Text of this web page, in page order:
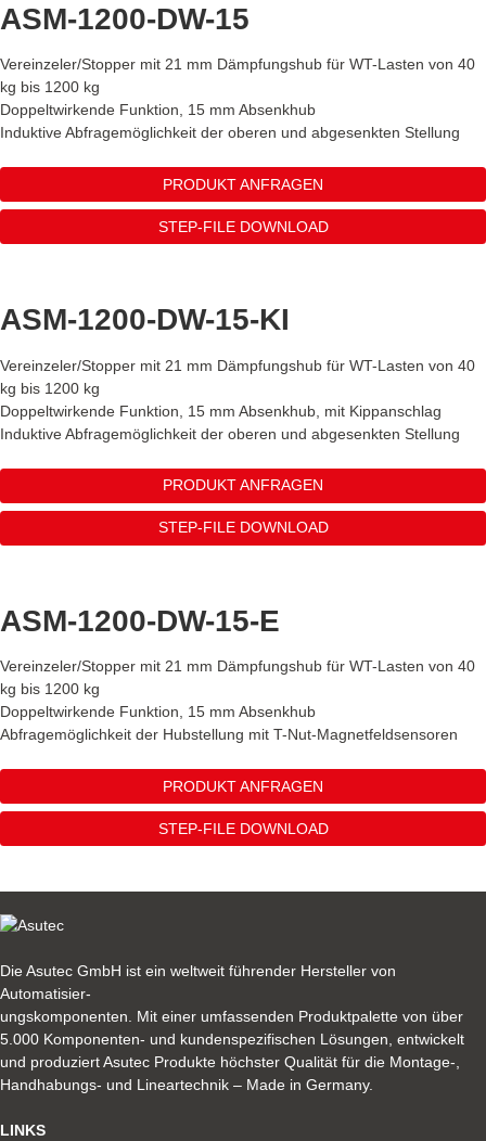
ASM-1200-DW-15
Vereinzeler/Stopper mit 21 mm Dämpfungshub für WT-Lasten von 40
kg bis 1200 kg
Doppeltwirkende Funktion, 15 mm Absenkhub
Induktive Abfragemöglichkeit der oberen und abgesenkten Stellung
PRODUKT ANFRAGEN
STEP-FILE DOWNLOAD
ASM-1200-DW-15-KI
Vereinzeler/Stopper mit 21 mm Dämpfungshub für WT-Lasten von 40
kg bis 1200 kg
Doppeltwirkende Funktion, 15 mm Absenkhub, mit Kippanschlag
Induktive Abfragemöglichkeit der oberen und abgesenkten Stellung
PRODUKT ANFRAGEN
STEP-FILE DOWNLOAD
ASM-1200-DW-15-E
Vereinzeler/Stopper mit 21 mm Dämpfungshub für WT-Lasten von 40
kg bis 1200 kg
Doppeltwirkende Funktion, 15 mm Absenkhub
Abfragemöglichkeit der Hubstellung mit T-Nut-Magnetfeldsensoren
PRODUKT ANFRAGEN
STEP-FILE DOWNLOAD
Die Asutec GmbH ist ein weltweit führender Hersteller von
Automatisier-
ungskomponenten. Mit einer umfassenden Produktpalette von über
5.000 Komponenten- und kundenspezifischen Lösungen, entwickelt
und produziert Asutec Produkte höchster Qualität für die Montage-,
Handhabungs- und Lineartechnik – Made in Germany.
LINKS